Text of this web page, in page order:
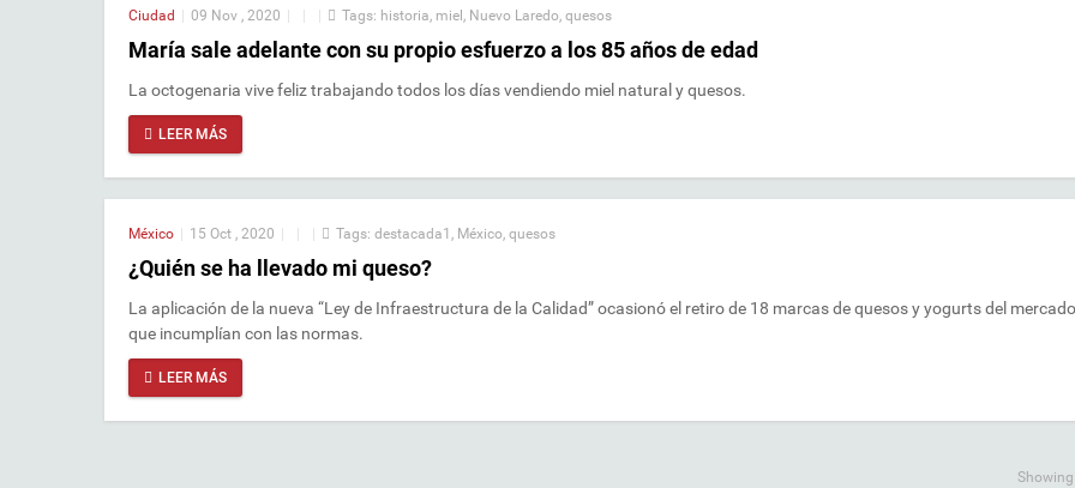
Ciudad 09 Nov , 2020 Tags: historia, miel , Nuevo Laredo, quesos
María sale adelante con su propio esfuerzo a los 85 años de edad
La octogenaria vive feliz trabajando todos los días vendiendo miel natural y quesos.
LEER MÁS
México 15 Oct , 2020 Tags: destacada1 , México, quesos
¿Quién se ha llevado mi queso?
La aplicación de la nueva “Ley de Infraestructura de la Calidad” ocasionó el retiro de 18 marcas de quesos y yogurts del
que incumplían con las normas.
LEER MÁS